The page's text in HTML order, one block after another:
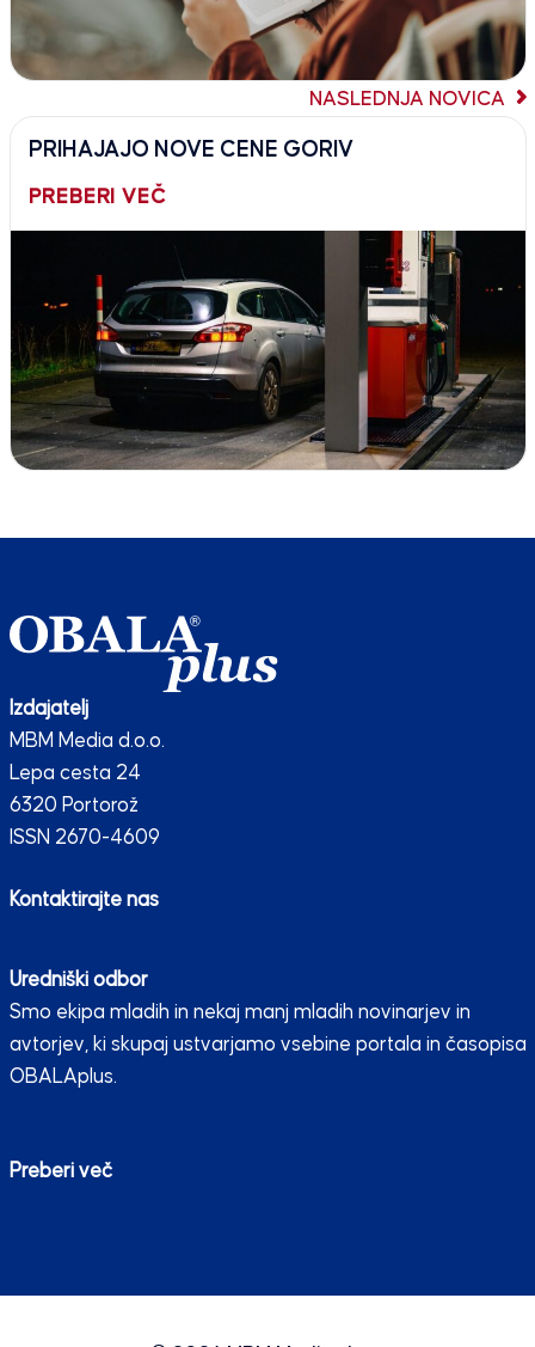
NASLEDNJA NOVICA
PRIHAJAJO NOVE CENE GORIV
PREBERI VEČ
Izdajatelj
MBM Media d.o.o.
Lepa cesta 24
6320 Portorož
ISSN 2670-4609
Kontaktirajte nas
Uredniški odbor
Smo ekipa mladih in nekaj manj mladih novinarjev in
avtorjev, ki skupaj ustvarjamo vsebine portala in časopisa
OBALAplus.
Preberi več